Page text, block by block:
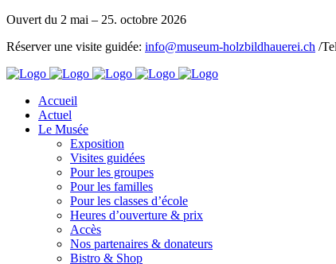
Ouvert du 2 mai – 25. octobre 2026
Réserver une visite guidée: info@museum-holzbildhauerei.ch /
Accueil
Actuel
Le Musée
Exposition
Visites guidées
Pour les groupes
Pour les familles
Pour les classes d’école
Heures d’ouverture & prix
Accès
Nos partenaires & donateurs
Bistro & Shop